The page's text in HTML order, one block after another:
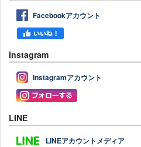
Facebookアカウント
Instagram
Instagramアカウント
LINE
LINEアカウントメディア